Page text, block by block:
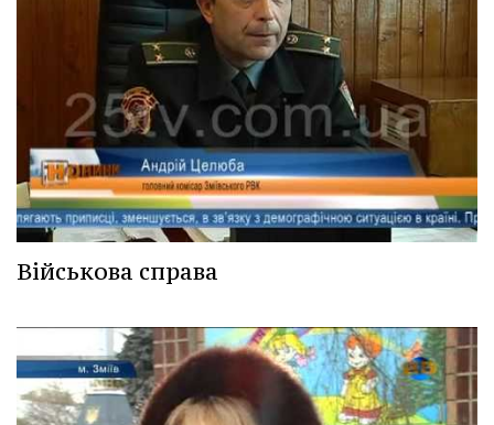
Військова справа